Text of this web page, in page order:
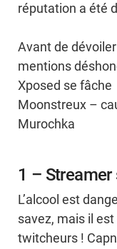
réputation a été
Avant de
mentions
Xposed se fâche
Moonstreux –
Murochka
1 – Streamer
L’alcool est
savez, mais il
twitcheurs !